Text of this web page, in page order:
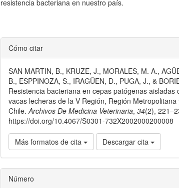
resistencia bacteriana en nuestro país.
Detalles
del
artículo
Cómo citar
SAN MARTIN, B., KRUZE, J., MORALES, M. A.,
B., ESPPINOZA, S., IRAGÜEN, D., PUGA, J., &
Resistencia bacteriana en cepas patógenas aisladas
vacas lecheras de la V Región, Región Metropolitana
Chile.Archivos De Medicina Veterinaria,34(2),
https://doi.org/10.4067/S0301-732X2002000200008
Más formatos de cita Descargar cita
Número